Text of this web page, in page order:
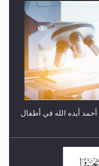
أيده الله في أطفال